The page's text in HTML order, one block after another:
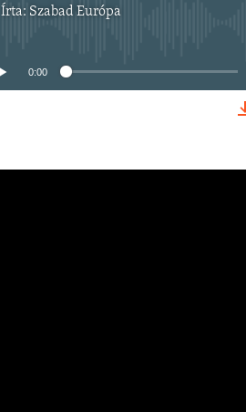
Írta: Szabad Európa
nincs elérhető tartalom
0:00